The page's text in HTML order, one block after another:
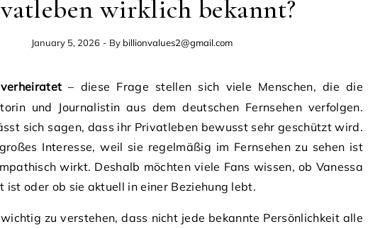
wirklich bekannt?
January 5, 2026 - By billionvalues2@gmail.com
– diese Frage stellen sich viele Menschen, die die
und Journalistin aus dem deutschen Fernsehen verfolgen.
sich sagen, dass ihr Privatleben bewusst sehr geschützt wird.
Interesse, weil sie regelmäßig im Fernsehen zu sehen ist
wirkt. Deshalb möchten viele Fans wissen, ob Vanessa
ist oder ob sie aktuell in einer Beziehung lebt.
zu verstehen, dass nicht jede bekannte Persönlichkeit alle